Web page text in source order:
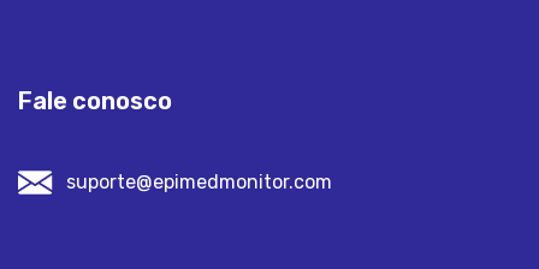
Fale conosco
suporte@epimedmonitor.com